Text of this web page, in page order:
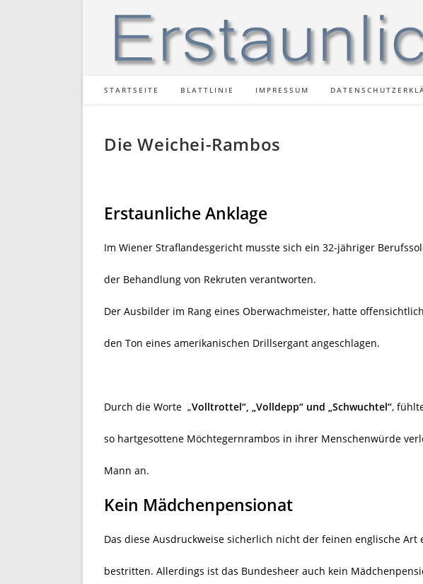
STARTSEITE BLATTLINIE IMPRESSUM
Die Weichei-Rambos
Erstaunliche Anklage
Im Wiener Straflandesgericht musste sich ein 32-jähriger
der Behandlung von Rekruten verantworten.
Der Ausbilder im Rang eines Oberwachmeister, hatte
den Ton eines amerikanischen Drillsergant angeschlagen.
Durch die Worte „Volltrottel“, „Volldepp“ und „Schwuchtel“,
so hartgesottene Möchtegernrambos in ihrer Menschenwürde
Mann an.
Kein Mädchenpensionat
Das diese Ausdruckweise sicherlich nicht der feinen englische
bestritten. Allerdings ist das Bundesheer auch kein